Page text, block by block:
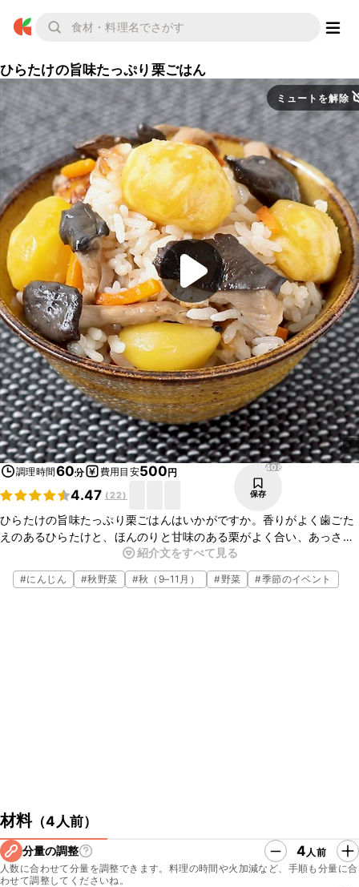
ひらたけの旨味たっぷり栗ごはん
ミュートを解除
調理時間60分 費用目安500円
4.47 (22)
408
保存
ひらたけの旨味たっぷり栗ごはんはいかがですか。香りがよく歯ごた
えのあるひらたけと、ほんのりと甘味のある栗がよく合い、あっさり
としていてとってもおいしいですよ。簡単に作ることができるので、
ぜひお試しください。
紹介文をすべて見る
#にんじん #秋野菜 #秋（9–11月） #野菜 #季節のイベント
材料（4人前）
分量の調整 4人前
人数に合わせて分量を調整できます。料理の時間や火加減など、手順も分量に合
わせて調整してくださいね。